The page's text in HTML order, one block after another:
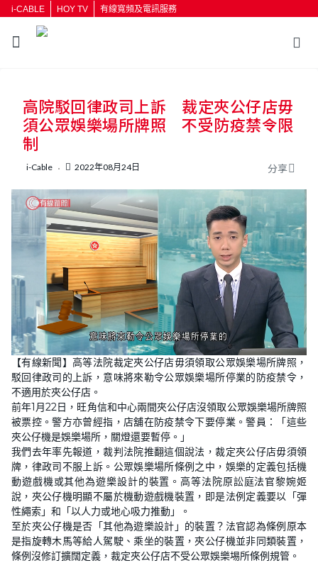
i-CABLE HOY TV 有線寬頻及電訊服務
高院駁回律政司上訴 裁定夾公仔店毋
須公眾娛樂場所牌照 不受防疫禁令限
制
i-Cable 2022年08月24日 分享
n
m
u
t
e
o
a
d
e
4
4
.
1
8
%
【有線新聞】高等法院裁定夾公仔店毋須領取公眾娛樂場所牌照，
駁回律政司的上訴，意味將來勒令公眾娛樂場所停業的防疫禁令，
不適用於夾公仔店。
前年1月22日，旺角信和中心兩間夾公仔店沒領取公眾娛樂場所牌照
被票控。警方亦曾經指，店舖在防疫禁令下要停業。警員：「這些
夾公仔機是娛樂場所，關燈還要暫停。」
我們去年率先報道，裁判法院推翻這個說法，裁定夾公仔店毋須領
牌，律政司不服上訴。公眾娛樂場所條例之中，娛樂的定義包括機
動遊戲機或其他為遊樂設計的裝置。高等法院原訟庭法官黎婉姬
說，夾公仔機明顯不屬於機動遊戲機裝置，即是法例定義要以「彈
性繩索」和「以人力或地心吸力推動」。
至於夾公仔機是否「其他為遊樂設計」的裝置？法官認為條例原本
是指旋轉木馬等給人駕駛、乘坐的裝置，夾公仔機並非同類裝置，
條例沒修訂擴闊定義，裁定夾公仔店不受公眾娛樂埸所條例規管。